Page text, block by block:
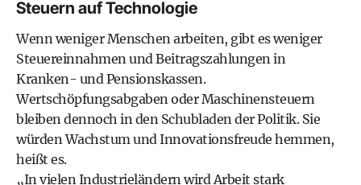
Steuern auf Technologie
Wenn weniger Menschen arbeiten, gibt es weniger
Steuereinnahmen und Beitragszahlungen in
Kranken- und Pensionskassen.
Wertschöpfungsabgaben oder Maschinensteuern
bleiben dennoch in den Schubladen der Politik. Sie
würden Wachstum und Innovationsfreude hemmen,
heißt es.
„In vielen Industrieländern wird Arbeit stark